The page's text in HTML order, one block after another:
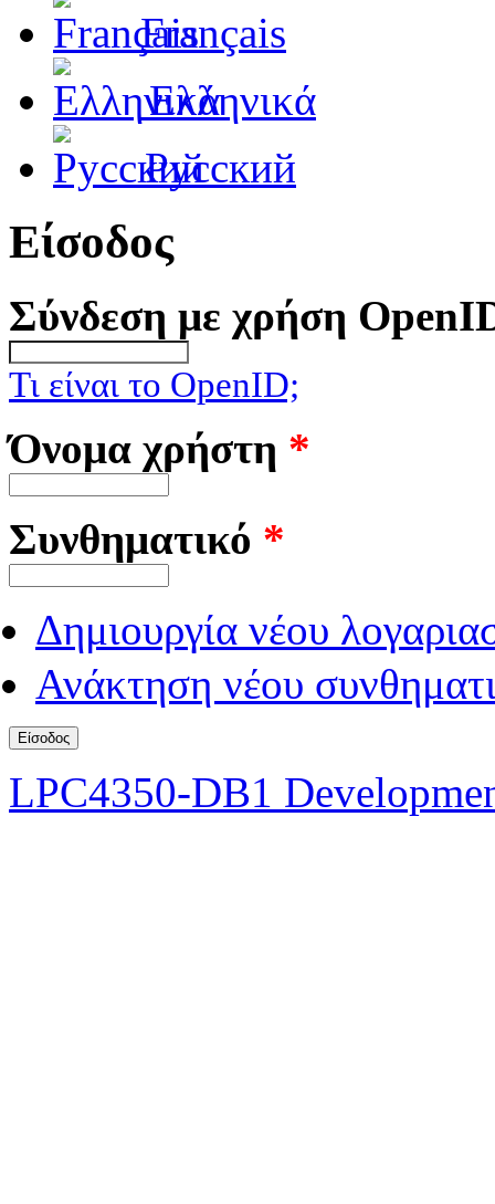
Français
Ελληνικά
Русский
Είσοδος
Σύνδεση με χρήση
Τι είναι το OpenID;
Όνομα χρήστη *
Συνθηματικό *
Δημιουργία νέου
Ανάκτηση νέου
LPC4350-DB1